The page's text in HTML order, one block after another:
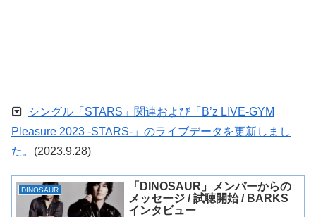
シングル「STARS」関連および「B’z LIVE-GYM
Pleasure 2023 -STARS-」のライブデータを更新しまし
た。 (2023.9.28)
DINOSAUR
「DINOSAUR」メンバーからの
メッセージ / 試聴開始 / BARKS
インタビュー